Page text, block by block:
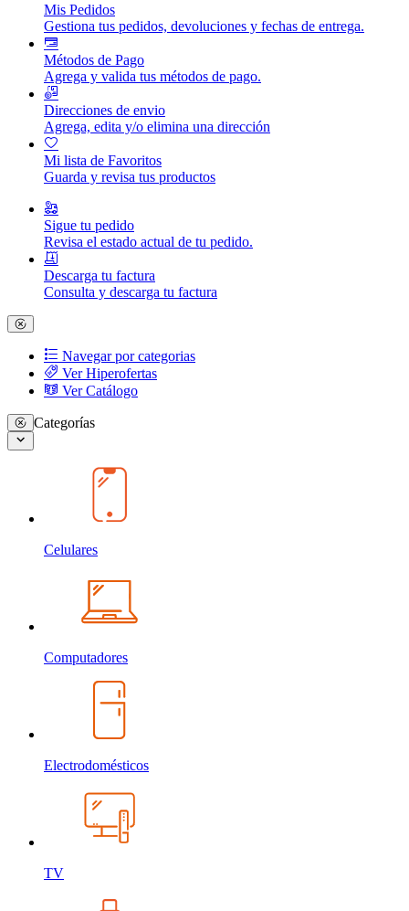
Mis Pedidos
Gestiona tus pedidos, devoluciones y fechas de entrega.
Métodos de Pago
Agrega y valida tus métodos de pago.
Direcciones de envio
Agrega, edita y/o elimina una dirección
Mi lista de Favoritos
Guarda y revisa tus productos
Sigue tu pedido
Revisa el estado actual de tu pedido.
Descarga tu factura
Consulta y descarga tu factura
Navegar por categorias
Ver Hiperofertas
Ver Catálogo
Categorías
Celulares
Computadores
Electrodomésticos
TV